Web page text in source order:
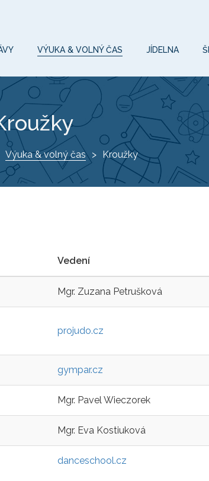
VÝUKA & VOLNÝ ČAS JÍDELNA
Výuka & volný čas Kroužky
Vedení
Mgr. Zuzana Petrušková
projudo.cz
gympar.cz
Mgr. Pavel Wieczorek
Mgr. Eva Kostiuková
danceschool.cz